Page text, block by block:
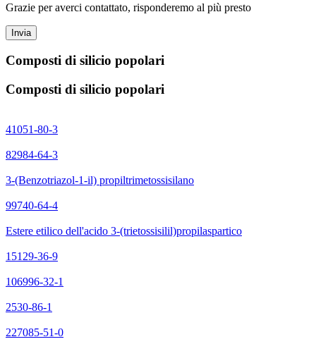
Grazie per averci contattato, risponderemo al più presto
Invia
Composti di silicio popolari
Composti di silicio popolari
41051-80-3
82984-64-3
3-(Benzotriazol-1-il) propiltrimetossisilano
99740-64-4
Estere etilico dell'acido 3-(trietossisilil)propilaspartico
15129-36-9
106996-32-1
2530-86-1
227085-51-0